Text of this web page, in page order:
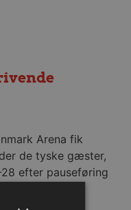
Arena fik
de tyske gæster,
efter pauseføring